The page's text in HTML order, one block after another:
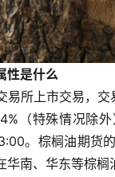
性是什么
易所上市交易，
（特殊情况除
。棕榈油期货
南、华东等棕榈